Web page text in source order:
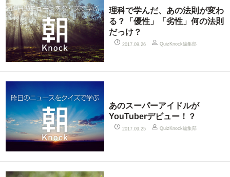
理科で学んだ、あの法則が変わ
る？「優性」「劣性」何の法則
だっけ？
2017.09.26 QuizKnock編集部
あのスーパーアイドルが
YouTuberデビュー！？
2017.09.25 QuizKnock編集部